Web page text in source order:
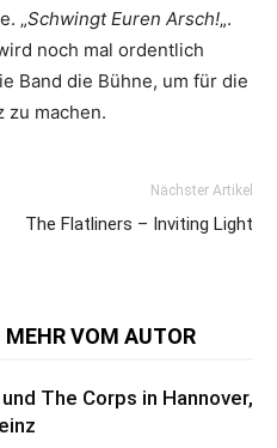
„Schwingt Euren Arsch!„.
noch mal ordentlich
Band die Bühne, um für die
zu machen.
Nächster Artikel
The Flatliners – Inviting Light
MEHR VOM AUTOR
The Corps in Hannover,